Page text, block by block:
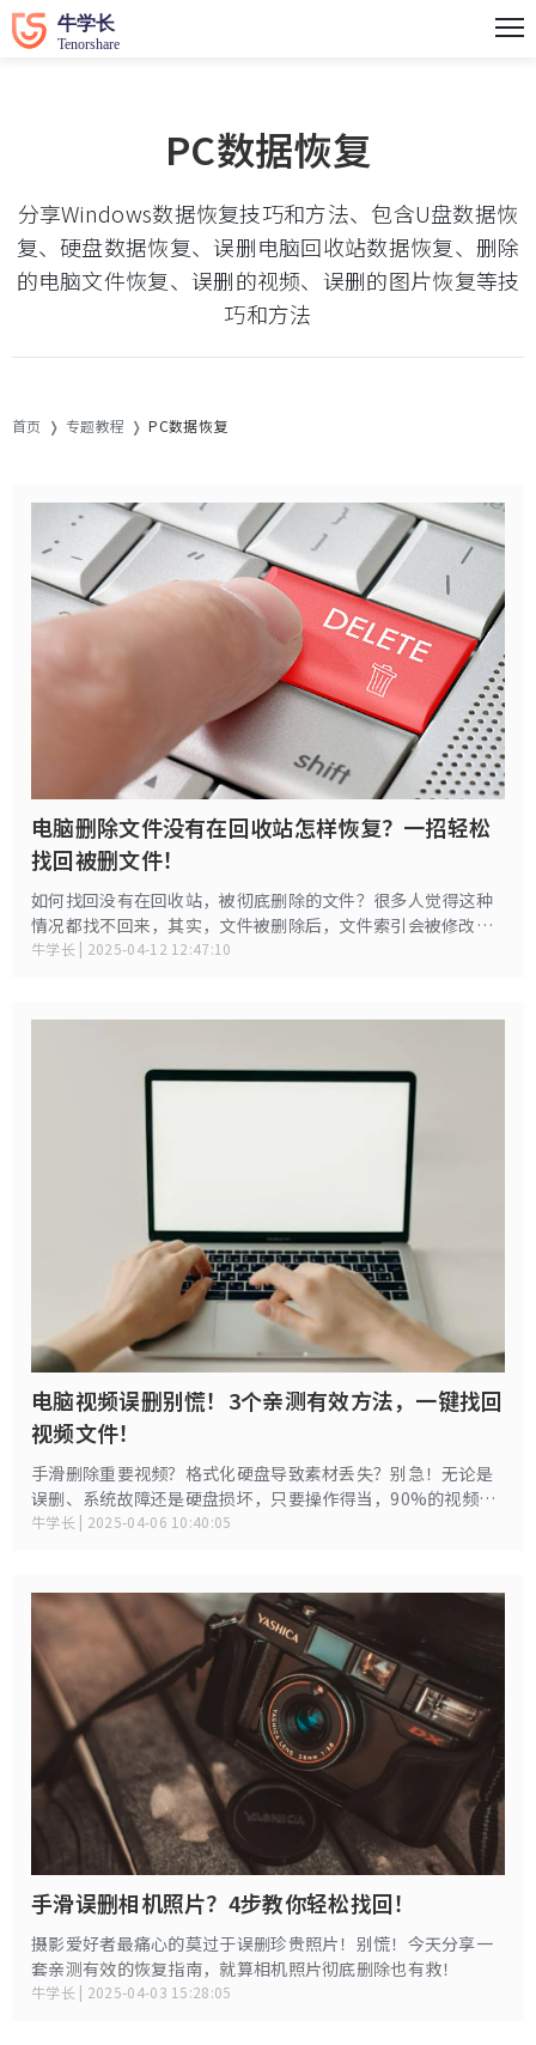
PC数据恢复
分享Windows数据恢复技巧和方法、包含U盘数据恢
复、硬盘数据恢复、误删电脑回收站数据恢复、删除
的电脑文件恢复、误删的视频、误删的图片恢复等技
巧和方法
首页 专题教程 PC数据恢复
电脑删除文件没有在回收站怎样恢复？一招轻松
找回被删文件！
如何找回没有在回收站，被彻底删除的文件？很多人觉得这种
情况都找不回来，其实，文件被删除后，文件索引会被修改，
让操作系统认为这些空间可以被重新利用，但其实，这些删除
牛学长 | 2025-04-12 12:47:10
电脑视频误删别慌！3个亲测有效方法，一键找回
视频文件！
手滑删除重要视频？格式化硬盘导致素材丢失？别急！无论是
误删、系统故障还是硬盘损坏，只要操作得当，90%的视频都
能找回来，下面分享4种电脑数据恢复办法，帮你轻松找回珍贵
牛学长 | 2025-04-06 10:40:05
手滑误删相机照片？4步教你轻松找回！
摄影爱好者最痛心的莫过于误删珍贵照片！别慌！今天分享一
套亲测有效的恢复指南，就算相机照片彻底删除也有救！
牛学长 | 2025-04-03 15:28:05